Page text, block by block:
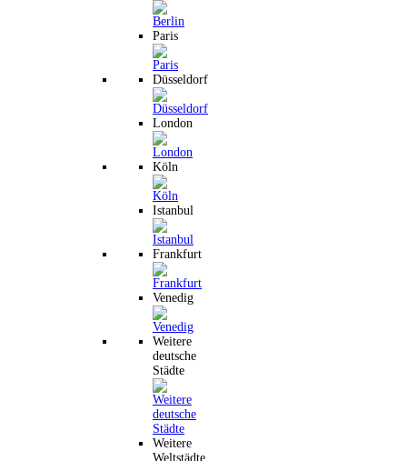
Paris
Düsseldorf
London
Köln
Istanbul
Frankfurt
Venedig
Weitere
deutsche
Städte
Weitere
Weltstädte